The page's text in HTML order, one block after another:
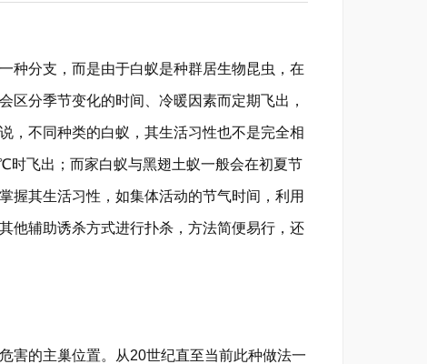
分支，而是由于白蚁是种群居生物昆虫，在
区分季节变化的时间、冷暖因素而定期飞出，
，不同种类的白蚁，其生活习性也不是完全相
时飞出；而家白蚁与黑翅土蚁一般会在初夏节
握其生活习性，如集体活动的节气时间，利用
他辅助诱杀方式进行扑杀，方法简便易行，还
的主巢位置。从20世纪直至当前此种做法一